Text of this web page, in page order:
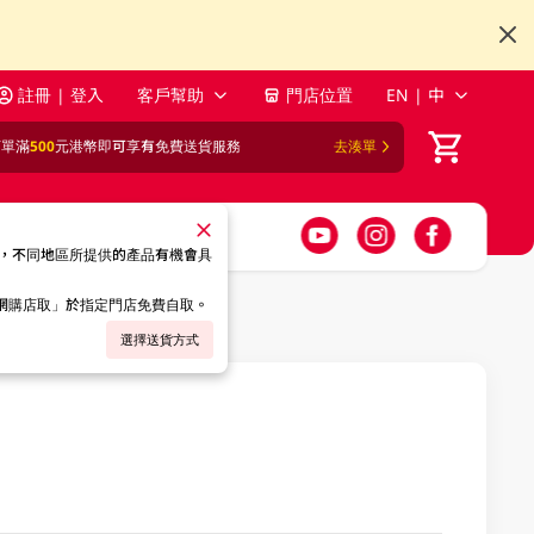
註冊 | 登入 客戶幫助 門店位置 EN | 中
滿500元港幣即可享有免費送貨服務 去湊單
不同地區所提供的產品有機會具
店取」於指定門店免費自取。
選擇送貨方式